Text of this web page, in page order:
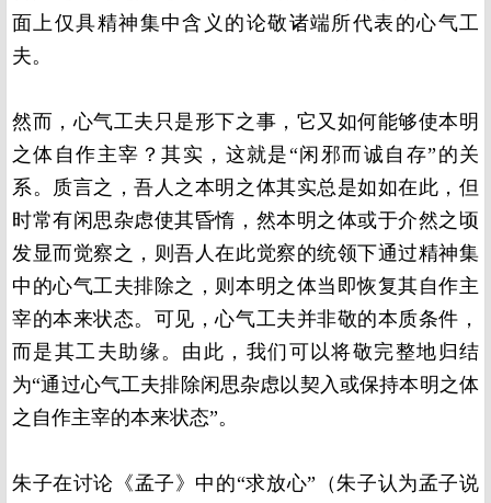
面上仅具精神集中含义的论敬诸端所代表的心气工
夫。
然而，心气工夫只是形下之事，它又如何能够使本明
之体自作主宰？其实，这就是“闲邪而诚自存”的关
系。质言之，吾人之本明之体其实总是如如在此，但
时常有闲思杂虑使其昏惰，然本明之体或于介然之顷
发显而觉察之，则吾人在此觉察的统领下通过精神集
中的心气工夫排除之，则本明之体当即恢复其自作主
宰的本来状态。可见，心气工夫并非敬的本质条件，
而是其工夫助缘。由此，我们可以将敬完整地归结
为“通过心气工夫排除闲思杂虑以契入或保持本明之体
之自作主宰的本来状态”。
朱子在讨论《孟子》中的“求放心”（朱子认为孟子说